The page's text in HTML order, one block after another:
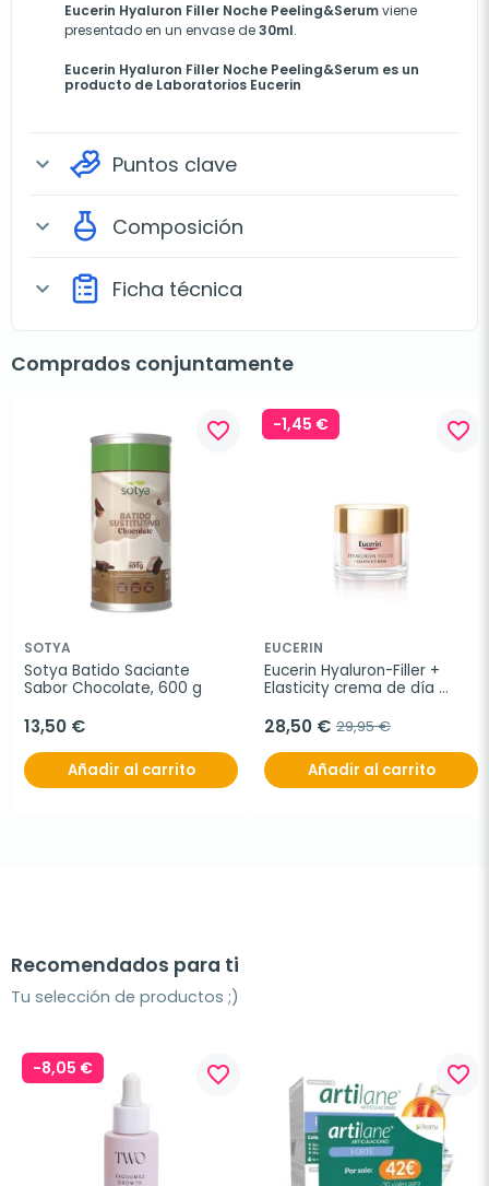
Eucerin Hyaluron Filler Noche Peeling&Serumviene
presentado en un envase de30ml.
Eucerin Hyaluron Filler Noche Peeling&Serum es un
producto de Laboratorios Eucerin
expand_more Puntos clave
expand_more Composición
expand_more Ficha técnica
Comprados conjuntamente
favorite_border
SOTYA
Sotya Batido Saciante
Sabor Chocolate, 600 g
13,50 €
Añadir al carrito
-1,45 € favorite_border
EUCERIN
Eucerin Hyaluron-Filler +
Elasticity crema de día
28,50 € 29,95 €
Añadir al carrito
Recomendados para ti
Tu selección de productos ;)
-8,05 € favorite_border favorite_border